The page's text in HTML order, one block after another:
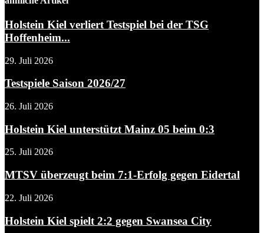
Holstein Kiel verliert Testspiel bei der TSG
Hoffenheim...
29. Juli 2026
Testspiele Saison 2026/27
26. Juli 2026
Holstein Kiel unterstützt Mainz 05 beim 0:3
25. Juli 2026
MTSV überzeugt beim 7:1-Erfolg gegen Eidertal
22. Juli 2026
Holstein Kiel spielt 2:2 gegen Swansea City